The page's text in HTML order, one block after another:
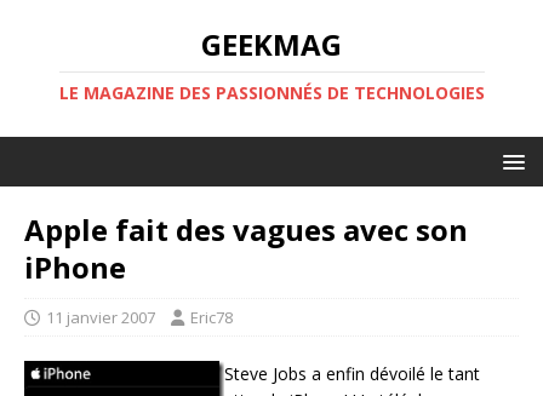
GEEKMAG
LE MAGAZINE DES PASSIONNÉS DE TECHNOLOGIES
Apple fait des vagues avec son
iPhone
11 janvier 2007 Eric78
Steve Jobs a enfin dévoilé le tant